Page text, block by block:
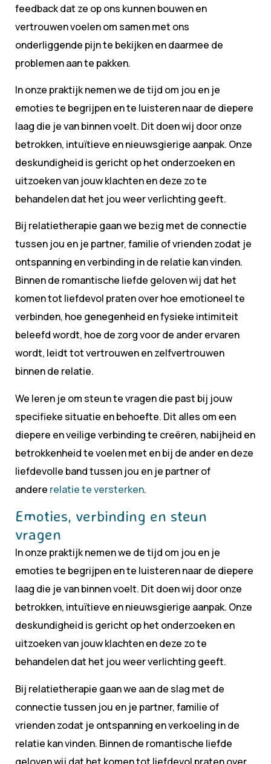
feedback dat ze op ons kunnen bouwen en
vertrouwen voelen om samen met ons
onderliggende pijn te bekijken en daarmee de
problemen aan te pakken.
In onze praktijk nemen we de tijd om jou en je
emoties te begrijpen en te luisteren naar de diepere
laag die je van binnen voelt. Dit doen wij door onze
betrokken, intuïtieve en nieuwsgierige aanpak. Onze
deskundigheid is gericht op het onderzoeken en
uitzoeken van jouw klachten en deze zo te
behandelen dat het jou weer verlichting geeft.
Bij relatietherapie gaan we bezig met de connectie
tussen jou en je partner, familie of vrienden zodat je
ontspanning en verbinding in de relatie kan vinden.
Binnen de romantische liefde geloven wij dat het
komen tot liefdevol praten over hoe emotioneel te
verbinden, hoe genegenheid en fysieke intimiteit
beleefd wordt, hoe de zorg voor de ander ervaren
wordt, leidt tot vertrouwen en zelfvertrouwen
binnen de relatie.
We leren je om steun te vragendie past bij jouw
specifieke situatie en behoefte. Dit alles om een
diepere en veilige verbinding te creëren, nabijheid en
betrokkenheid te voelen met en bij de ander en deze
liefdevolle band tussen jou en je partner of
andere relatie te versterken.
Emoties, verbinding en steun
vragen
In onze praktijk nemen we de tijd om jou en je
emoties te begrijpen en te luisteren naar de diepere
laag die je van binnen voelt. Dit doen wij door onze
betrokken, intuïtieve en nieuwsgierige aanpak. Onze
deskundigheid is gericht op het onderzoeken en
uitzoeken van jouw klachten en deze zo te
behandelen dat het jou weer verlichting geeft.
Bij relatietherapie gaan we aan de slag met de
connectie tussen jou en je partner, familie of
vrienden zodat je ontspanning en verkoeling in de
relatie kan vinden. Binnen de romantische liefde
geloven wij dat het komen tot liefdevol praten over